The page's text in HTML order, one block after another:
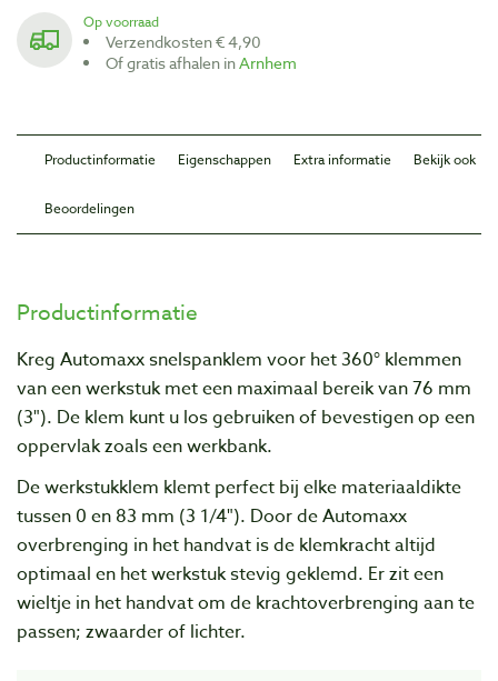
Op voorraad
Verzendkosten € 4,90
Of gratis afhalen inArnhem
Productinformatie Eigenschappen Extra informatie Bekijk ook
Beoordelingen
Productinformatie
Kreg Automaxx snelspanklem voor het 360° klemmen
van een werkstuk met een maximaal bereik van 76 mm
(3"). De klem kunt u los gebruiken of bevestigen op een
oppervlak zoals een werkbank.
De werkstukklem klemt perfect bij elke materiaaldikte
tussen 0 en 83 mm (3 1/4"). Door de Automaxx
overbrenging in het handvat is de klemkracht altijd
optimaal en het werkstuk stevig geklemd. Er zit een
wieltje in het handvat om de krachtoverbrenging aan te
passen; zwaarder of lichter.